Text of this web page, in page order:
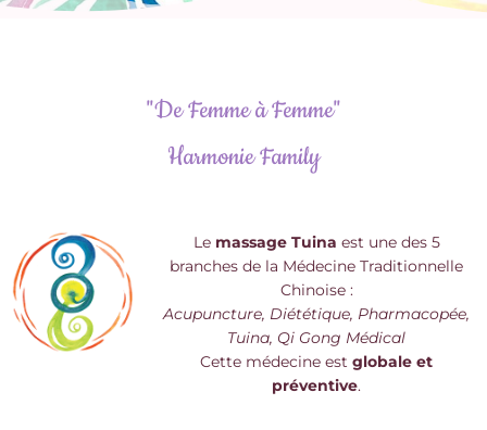
"De Femme à Femme"
Harmonie Family
Le massage Tuina est une des 5
branches de la Médecine Traditionnelle
Chinoise :
Acupuncture, Diététique, Pharmacopée,
Tuina, Qi Gong Médical
Cette médecine estglobale et
préventive.